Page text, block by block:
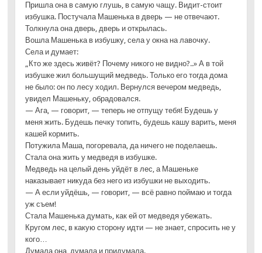
Пришла она в самую глушь, в самую чащу. Видит-стоит
избушка. Постучала Машенька в дверь — не отвечают.
Толкнула она дверь, дверь и открылась.
Вошла Машенька в избушку, села у окна на лавочку.
Села и думает:
„Кто же здесь живёт? Почему никого не видно?..» А в той
избушке жил большущий медведь. Только его тогда дома
не было: он по лесу ходил. Вернулся вечером медведь,
увидел Машеньку, обрадовался.
— Ага, — говорит, — теперь не отпущу тебя! Будешь у
меня жить. Будешь печку топить, будешь кашу варить, меня
кашей кормить.
Потужила Маша, погоревала, да ничего не поделаешь.
Стала она жить у медведя в избушке.
Медведь на целый день уйдёт в лес, а Машеньке
наказывает никуда без него из избушки не выходить.
— А если уйдёшь, — говорит, — всё равно поймаю и тогда
уж съем!
Стала Машенька думать, как ей от медведя убежать.
Кругом лес, в какую сторону идти — не знает, спросить не у
кого…
Думала она, думала и придумала.